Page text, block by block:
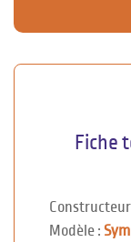
Fiche
Modèle :